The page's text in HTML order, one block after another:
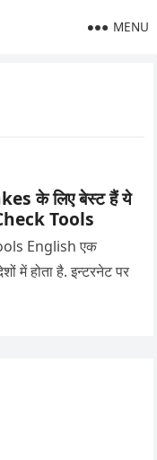
MENU
के लिए बेस्ट हैं ये
Tools
English एक
में होता है. इन्टरनेट पर